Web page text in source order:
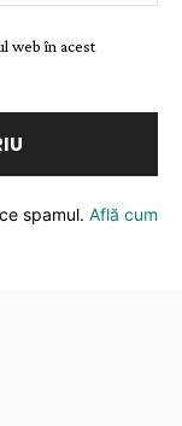
web în acest
spamul. Află cum